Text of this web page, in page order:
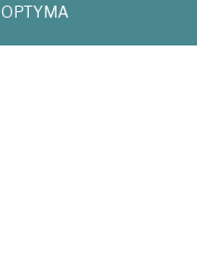
OPTYMA